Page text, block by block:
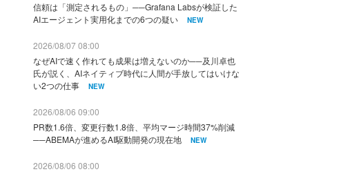
信頼は「測定されるもの」──Grafana Labsが検証した
AIエージェント実用化までの6つの疑い
NEW
2026/08/07 08:00
なぜAIで速く作れても成果は増えないのか──及川卓也
氏が説く、AIネイティブ時代に人間が手放してはいけな
い2つの仕事
NEW
2026/08/06 09:00
PR数1.6倍、変更行数1.8倍、平均マージ時間37%削減
──ABEMAが進めるAI駆動開発の現在地
NEW
2026/08/06 08:00